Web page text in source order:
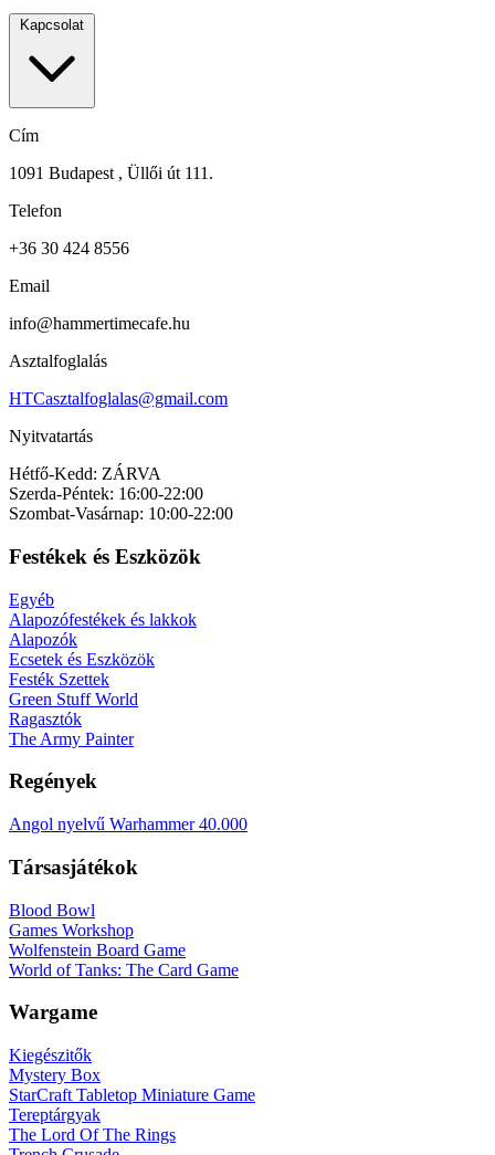
Kapcsolat
Cím
1091 Budapest , Üllői út 111.
Telefon
+36 30 424 8556
Email
info@hammertimecafe.hu
Asztalfoglalás
HTCasztalfoglalas@gmail.com
Nyitvatartás
Hétfő-Kedd: ZÁRVA
Szerda-Péntek: 16:00-22:00
Szombat-Vasárnap: 10:00-22:00
Festékek és Eszközök
Egyéb
Alapozófestékek és lakkok
Alapozók
Ecsetek és Eszközök
Festék Szettek
Green Stuff World
Ragasztók
The Army Painter
Regények
Angol nyelvű Warhammer 40.000
Társasjátékok
Blood Bowl
Games Workshop
Wolfenstein Board Game
World of Tanks: The Card Game
Wargame
Kiegészitők
Mystery Box
StarCraft Tabletop Miniature Game
Tereptárgyak
The Lord Of The Rings